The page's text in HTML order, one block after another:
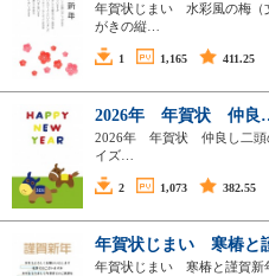
年賀状じまい 水彩風の梅（
がきの縦…
1 1,165 411.25
2026年 年賀状 仲良
2026年 年賀状 仲良し二頭
イズ…
2 1,073 382.55
年賀状じまい 寒椿と
年賀状じまい 寒椿と謹賀新